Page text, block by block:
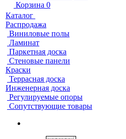
Корзина 0
Каталог
Распродажа
Виниловые полы
Ламинат
Паркетная доска
Стеновые панели
Краски
Террасная доска
Инженерная доска
Регулируемые опоры
Сопутствующие товары